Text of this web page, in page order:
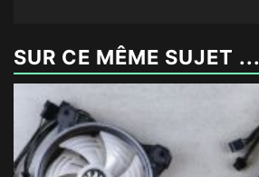
SUR CE MÊME SUJET ...